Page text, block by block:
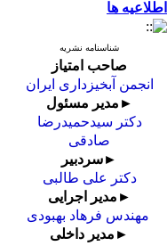
اطلاعیه ها
شناسنامه نشریه
صاحب امتیاز
انجمن آبخیزداری ایران
►مدیر مسئول
دکتر سیدحمیدرضا
صادقی
►سردبیر
دکتر علی طالبی
►مدیر اجرایی
مهندس فرهاد بهبودی
►مدیر داخلی